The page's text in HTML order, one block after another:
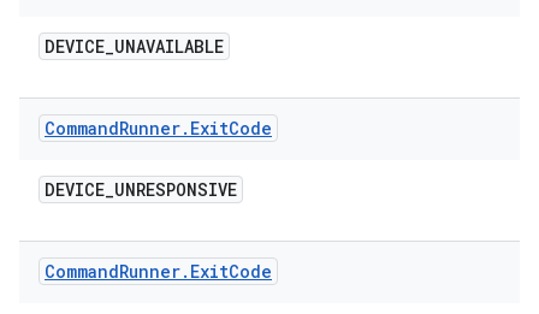
DEVICE_UNAVAILABLE
CommandRunner. ExitCode
DEVICE_UNRESPONSIVE
CommandRunner. ExitCode